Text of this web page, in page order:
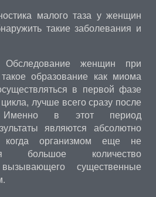
малого таза у женщин
такие заболевания и
женщин при
образование как миома
в первой фазе
лучше всего сразу после
Именно в этот период
являются абсолютно
когда организмом еще не
большое количество
вызывающего существенные